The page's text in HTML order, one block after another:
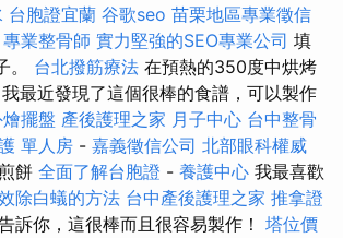
台胞證宜蘭 谷歌seo 苗栗地區專業徵信
專業整骨師 實力堅強的SEO專業公司 填
。 台北撥筋療法 在預熱的350度中烘烤
最近發現了這個很棒的食譜，可以製作
擺盤 產後護理之家 月子中心 台中整骨
單人房 - 嘉義徵信公司 北部眼科權威
餅 全面了解台胞證 - 養護中心 我最喜歡
除白蟻的方法 台中產後護理之家 推拿證
訴你，這很棒而且很容易製作！ 塔位價